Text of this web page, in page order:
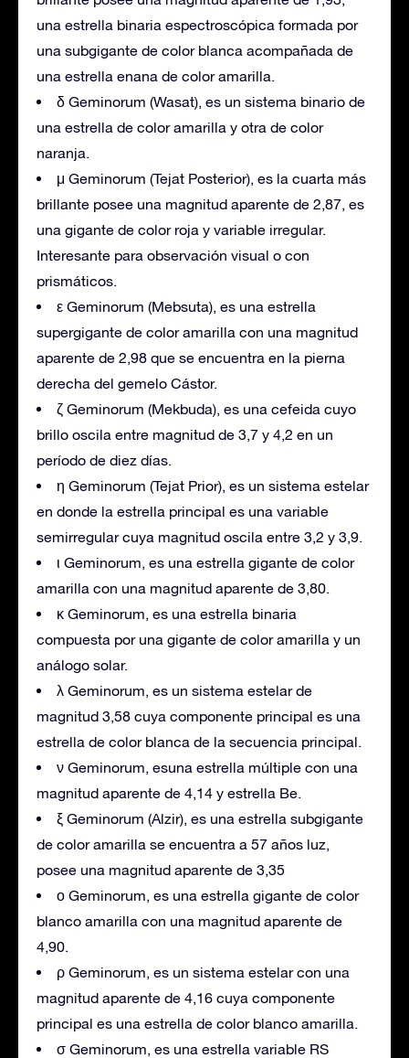
una estrella binaria espectroscópica formada por
una subgigante de color blanca acompañada de
una estrella enana de color amarilla.
δ Geminorum (Wasat), es un sistema binario de
una estrella de color amarilla y otra de color
naranja.
μ Geminorum (Tejat Posterior), es la cuarta más
brillante posee una magnitud aparente de 2,87, es
una gigante de color roja y variable irregular.
Interesante para observación visual o con
prismáticos.
ε Geminorum (Mebsuta), es una estrella
supergigante de color amarilla con una magnitud
aparente de 2,98 que se encuentra en la pierna
derecha del gemelo Cástor.
ζ Geminorum (Mekbuda), es una cefeida cuyo
brillo oscila entre magnitud de 3,7 y 4,2 en un
período de diez días.
η Geminorum (Tejat Prior), es un sistema estelar
en donde la estrella principal es una variable
semirregular cuya magnitud oscila entre 3,2 y 3,9.
ι Geminorum, es una estrella gigante de color
amarilla con una magnitud aparente de 3,80.
κ Geminorum, es una estrella binaria
compuesta por una gigante de color amarilla y un
análogo solar.
λ Geminorum, es un sistema estelar de
magnitud 3,58 cuya componente principal es una
estrella de color blanca de la secuencia principal.
ν Geminorum, esuna estrella múltiple con una
magnitud aparente de 4,14 y estrella Be.
ξ Geminorum (Alzir), es una estrella subgigante
de color amarilla se encuentra a 57 años luz,
posee una magnitud aparente de 3,35
ο Geminorum, es una estrella gigante de color
blanco amarilla con una magnitud aparente de
4,90.
ρ Geminorum, es un sistema estelar con una
magnitud aparente de 4,16 cuya componente
principal es una estrella de color blanco amarilla.
σ Geminorum, es una estrella variable RS